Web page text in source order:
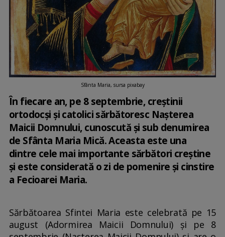
Sfânta Maria, sursa pixabay
În fiecare an, pe 8 septembrie, creștinii
ortodocși și catolici sărbătoresc Nașterea
Maicii Domnului, cunoscută și sub denumirea
de Sfânta Maria Mică. Aceasta este una
dintre cele mai importante sărbători creștine
și este considerată o zi de pomenire și cinstire
a Fecioarei Maria.
Sărbătoarea Sfintei Maria este celebrată pe 15
august (Adormirea Maicii Domnului) și pe 8